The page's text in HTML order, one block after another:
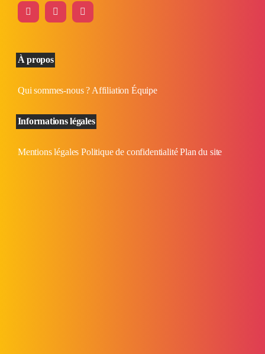
À propos
Qui sommes-nous ?Affiliation Équipe
Informations légales
Mentions légales Politique de confidentialité Plan du site